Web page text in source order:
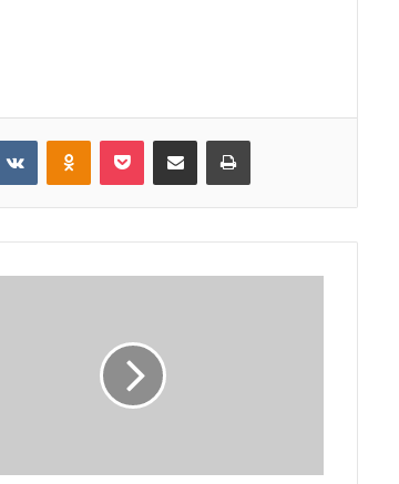
VKontakteOdnoklassniki
Pocket Share via Email Print